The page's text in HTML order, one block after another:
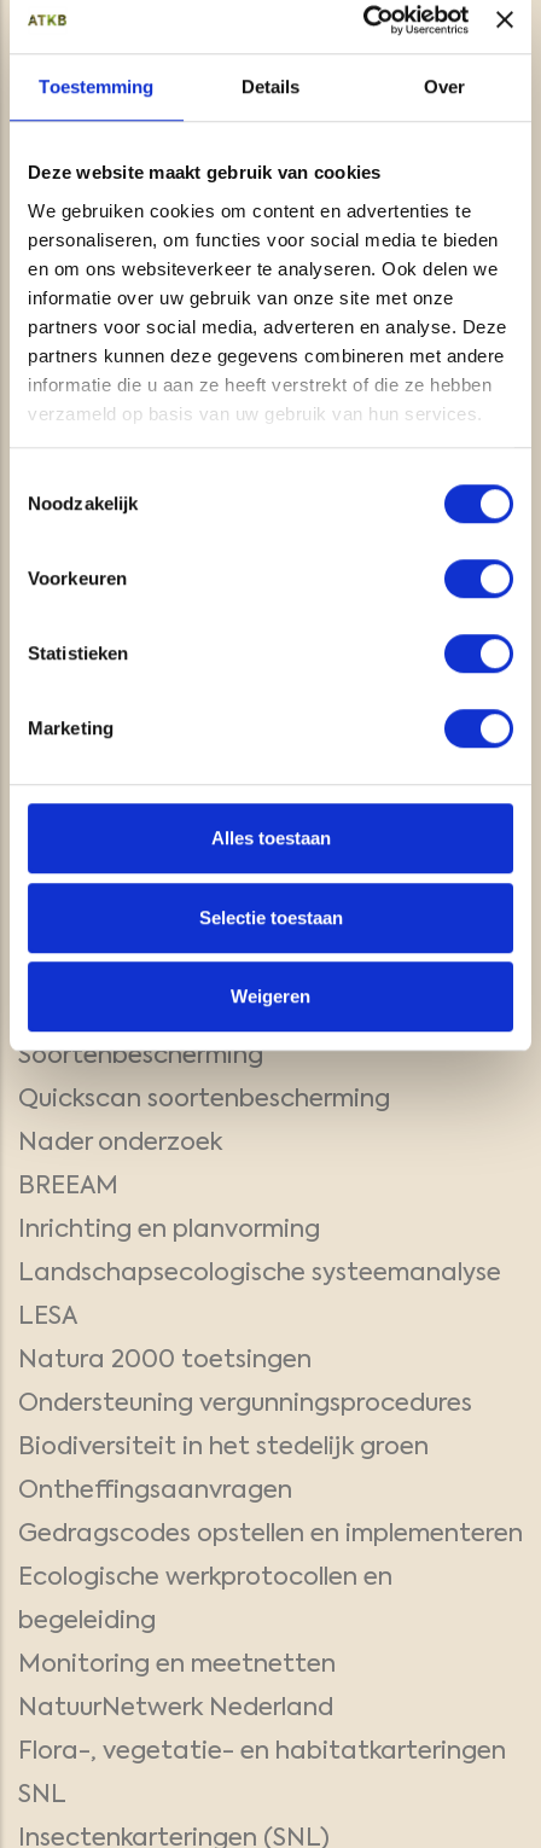
Toestemming Details Over
Deze website maakt gebruik van cookies
We gebruiken cookies om content en advertenties te
personaliseren, om functies voor social media te bieden
en om ons websiteverkeer te analyseren. Ook delen we
informatie over uw gebruik van onze site met onze
partners voor social media, adverteren en analyse. Deze
partners kunnen deze gegevens combineren met andere
informatie die u aan ze heeft verstrekt of die ze hebben
verzameld op basis van uw gebruik van hun services.
Noodzakelijk
Voorkeuren
Statistieken
Marketing
Alles toestaan
Selectie toestaan
Weigeren
Kunstwerkinspecties
Grondradar ondersteuning archeologie
Objectdetectie
Detectie holle ruimten en verzwakkingen
Spoorballastinspectie in 3D
BIM (Bouw Informatie Model)
Locatiescan
luchtfotografie
Verhardingsonderzoek
ECOLOGIE
Biodiversiteit en verduurzaming
Gebiedsbescherming
Ecologische ondersteuning
gebiedsprocessen
Beheerplannen en -advies
Natuurbeleid en evaluaties
Soortenbescherming
Quickscan soortenbescherming
Nader onderzoek
BREEAM
Inrichting en planvorming
Landschapsecologische systeemanalyse
LESA
Natura 2000 toetsingen
Ondersteuning vergunningsprocedures
Biodiversiteit in het stedelijk groen
Ontheffingsaanvragen
Gedragscodes opstellen en implementeren
Ecologische werkprotocollen en
begeleiding
Monitoring en meetnetten
NatuurNetwerk Nederland
Flora-, vegetatie- en habitatkarteringen
SNL
Insectenkarteringen (SNL)